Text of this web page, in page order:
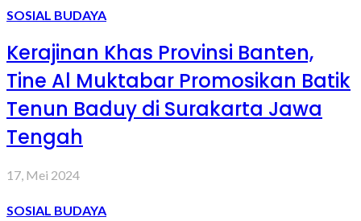
SOSIAL BUDAYA
Kerajinan Khas Provinsi Banten,
Tine Al Muktabar Promosikan Batik
Tenun Baduy di Surakarta Jawa
Tengah
17, Mei 2024
SOSIAL BUDAYA